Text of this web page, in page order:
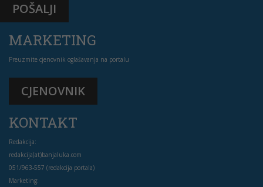
POŠALJI
MARKETING
Preuzmite cjenovnik oglašavanja na portalu
CJENOVNIK
KONTAKT
Redakcija:
redakcija(at)banjaluka.com
051/963-557 (redakcija portala)
Marketing: